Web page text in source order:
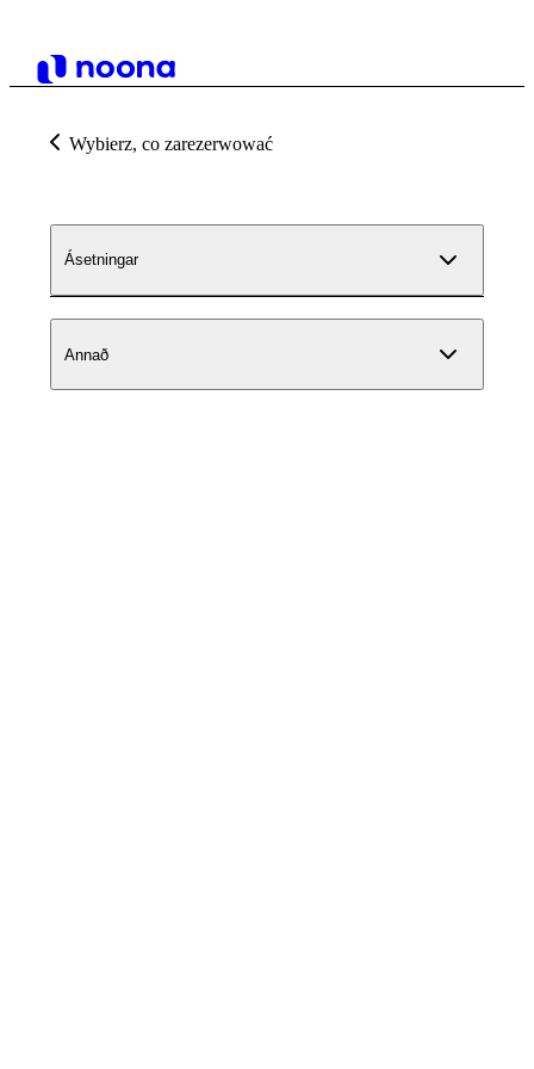
Wybierz, co zarezerwować
Ásetningar
Annað